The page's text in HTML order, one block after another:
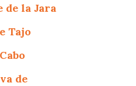
de la Jara
Tajo
de